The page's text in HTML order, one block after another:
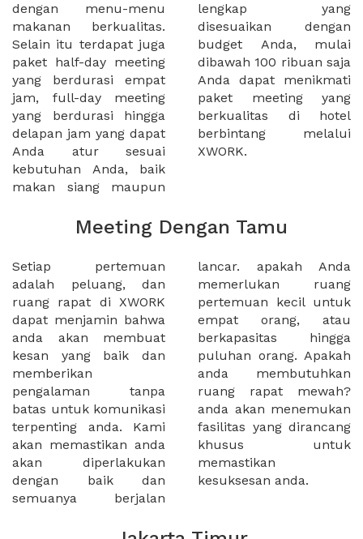
dengan menu-menu
makanan berkualitas.
Selain itu terdapat juga
paket half-day meeting
yang berdurasi empat
jam, full-day meeting
yang berdurasi hingga
delapan jam yang dapat
Anda atur sesuai
kebutuhan Anda, baik
makan siang maupun
lengkap yang
disesuaikan dengan
budget Anda, mulai
dibawah 100 ribuan saja
Anda dapat menikmati
paket meeting yang
berkualitas di hotel
berbintang melalui
XWORK.
Meeting Dengan Tamu
Setiap pertemuan
adalah peluang, dan
ruang rapat di XWORK
dapat menjamin bahwa
anda akan membuat
kesan yang baik dan
memberikan
pengalaman tanpa
batas untuk komunikasi
terpenting anda. Kami
akan memastikan anda
akan diperlakukan
dengan baik dan
semuanya berjalan
lancar. apakah Anda
memerlukan ruang
pertemuan kecil untuk
empat orang, atau
berkapasitas hingga
puluhan orang. Apakah
anda membutuhkan
ruang rapat mewah?
anda akan menemukan
fasilitas yang dirancang
khusus untuk
memastikan
kesuksesan anda.